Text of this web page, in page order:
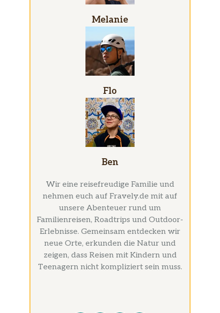
Melanie
Flo
Ben
Wir eine reisefreudige Familie und
nehmen euch auf Fravely.de mit auf
unsere Abenteuer rund um
Familienreisen, Roadtrips und Outdoor-
Erlebnisse. Gemeinsam entdecken wir
neue Orte, erkunden die Natur und
zeigen, dass Reisen mit Kindern und
Teenagern nicht kompliziert sein muss.